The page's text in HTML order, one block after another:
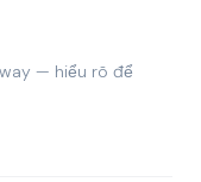
— hiểu rõ để